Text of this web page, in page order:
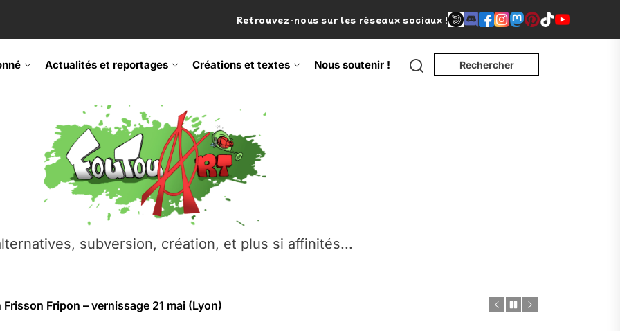
Retrouvez-nous sur les réseaux sociaux !
Actualités et reportages Créations et textes Nous soutenir ! Search Rechercher
subversion, création, et plus si affinités...
Frisson Fripon – vernissage 21 mai (Lyon)
Festival – Samedi 18 juillet (Vaulx-en-Velin)
– Ŝtono, un livre réalisé par Michaël Moretti & Pierre Lacôte
contre l’A412 à l’Établi (Haute-Savoie)
Fripon – vernissage 21 mai (Lyon)